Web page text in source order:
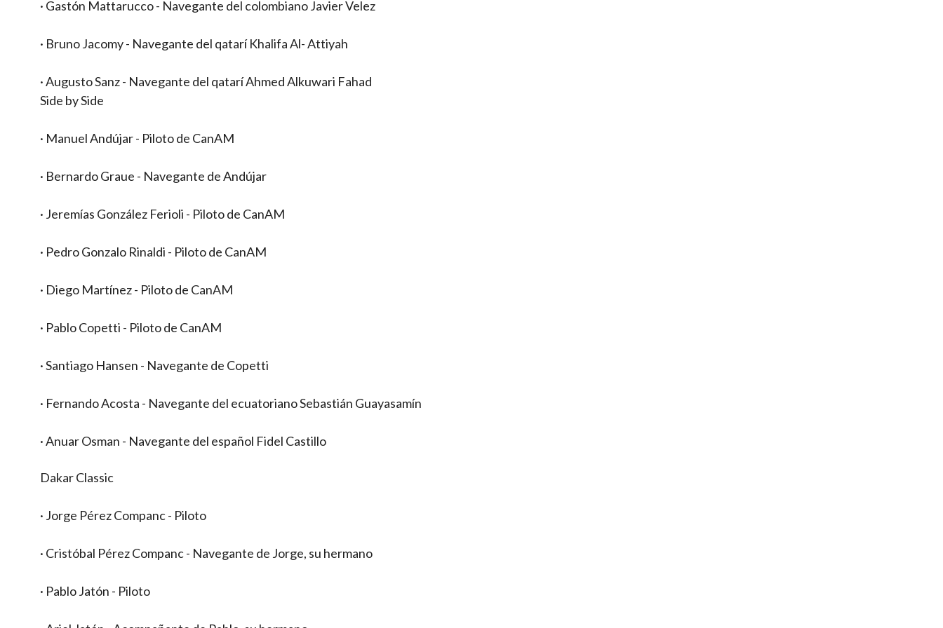
· Gastón Mattarucco - Navegante del colombiano Javier Velez
· Bruno Jacomy - Navegante del qatarí Khalifa Al- Attiyah
· Augusto Sanz - Navegante del qatarí Ahmed Alkuwari Fahad
Side by Side
· Manuel Andújar - Piloto de CanAM
· Bernardo Graue - Navegante de Andújar
· Jeremías González Ferioli - Piloto de CanAM
· Pedro Gonzalo Rinaldi - Piloto de CanAM
· Diego Martínez - Piloto de CanAM
· Pablo Copetti - Piloto de CanAM
· Santiago Hansen - Navegante de Copetti
· Fernando Acosta - Navegante del ecuatoriano Sebastián Guayasamín
· Anuar Osman - Navegante del español Fidel Castillo
Dakar Classic
· Jorge Pérez Companc - Piloto
· Cristóbal Pérez Companc - Navegante de Jorge, su hermano
· Pablo Jatón - Piloto